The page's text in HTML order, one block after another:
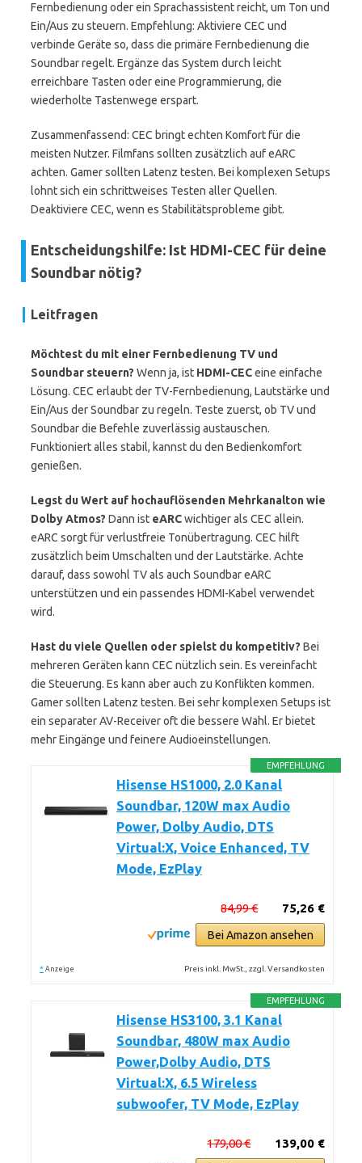
Fernbedienung oder ein Sprachassistent reicht, um Ton und
Ein/Aus zu steuern. Empfehlung: Aktiviere CEC und
verbinde Geräte so, dass die primäre Fernbedienung die
Soundbar regelt. Ergänze das System durch leicht
erreichbare Tasten oder eine Programmierung, die
wiederholte Tastenwege erspart.
Zusammenfassend: CEC bringt echten Komfort für die
meisten Nutzer. Filmfans sollten zusätzlich auf eARC
achten. Gamer sollten Latenz testen. Bei komplexen Setups
lohnt sich ein schrittweises Testen aller Quellen.
Deaktiviere CEC, wenn es Stabilitätsprobleme gibt.
Entscheidungshilfe: Ist HDMI-CEC für deine
Soundbar nötig?
Leitfragen
Möchtest du mit einer Fernbedienung TV und
Soundbar steuern? Wenn ja, ist HDMI-CECeine einfache
Lösung. CEC erlaubt der TV-Fernbedienung, Lautstärke und
Ein/Aus der Soundbar zu regeln. Teste zuerst, ob TV und
Soundbar die Befehle zuverlässig austauschen.
Funktioniert alles stabil, kannst du den Bedienkomfort
genießen.
Legst du Wert auf hochauflösenden Mehrkanalton wie
Dolby Atmos? Dann ist eARCwichtiger als CEC allein.
eARC sorgt für verlustfreie Tonübertragung. CEC hilft
zusätzlich beim Umschalten und der Lautstärke. Achte
darauf, dass sowohl TV als auch Soundbar eARC
unterstützen und ein passendes HDMI-Kabel verwendet
wird.
Hast du viele Quellen oder spielst du kompetitiv? Bei
mehreren Geräten kann CEC nützlich sein. Es vereinfacht
die Steuerung. Es kann aber auch zu Konflikten kommen.
Gamer sollten Latenz testen. Bei sehr komplexen Setups ist
ein separater AV-Receiver oft die bessere Wahl. Er bietet
mehr Eingänge und feinere Audioeinstellungen.
EMPFEHLUNG
Hisense HS1000, 2.0 Kanal
Soundbar, 120W max Audio
Power, Dolby Audio, DTS
Virtual:X, Voice Enhanced, TV
Mode, EzPlay
75,26 €
84,99 €
Bei Amazon ansehen
* Anzeige Preis inkl. MwSt., zzgl. Versandkosten
EMPFEHLUNG
Hisense HS3100, 3.1 Kanal
Soundbar, 480W max Audio
Power,Dolby Audio, DTS
Virtual:X, 6.5 Wireless
subwoofer, TV Mode, EzPlay
139,00 €
179,00 €